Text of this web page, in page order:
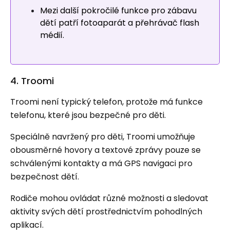
Mezi další pokročilé funkce pro zábavu
dětí patří fotoaparát a přehrávač flash
médií.
4. Troomi
Troomi není typický telefon, protože má funkce
telefonu, které jsou bezpečné pro děti.
Speciálně navržený pro děti, Troomi umožňuje
obousměrné hovory a textové zprávy pouze se
schválenými kontakty a má GPS navigaci pro
bezpečnost dětí.
Rodiče mohou ovládat různé možnosti a sledovat
aktivity svých dětí prostřednictvím pohodlných
aplikací.